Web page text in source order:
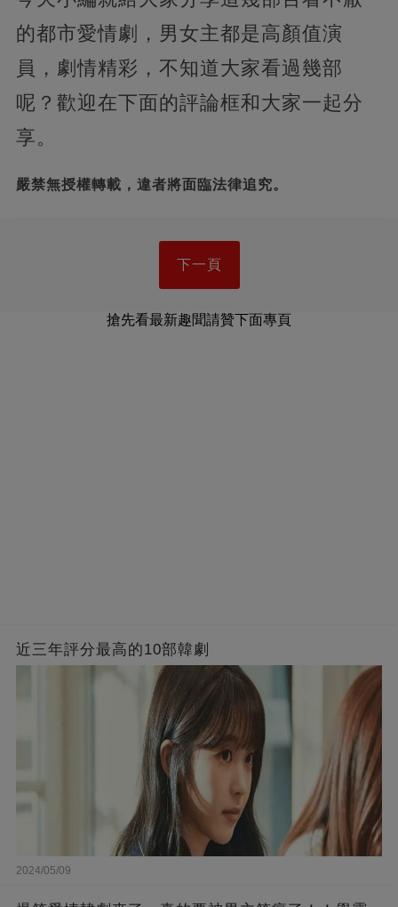
的都市愛情劇，男女主都是高顏值演
員，劇情精彩，不知道大家看過幾部
呢？歡迎在下面的評論框和大家一起分
享。
嚴禁無授權轉載，違者將面臨法律追究。
下一頁
搶先看最新趣聞請贊下面專頁
近三年評分最高的10部韓劇
2024/05/09